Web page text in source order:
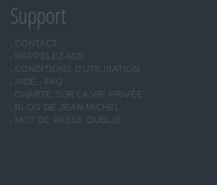
Support
CONTACT
RAPPELEZ-MOI
CONDITIONS D'UTILISATION
AIDE - FAQ
CHARTE SUR LA VIE PRIVÉE
BLOG DE JEAN MICHEL
MOT DE PASSE OUBLIÉ